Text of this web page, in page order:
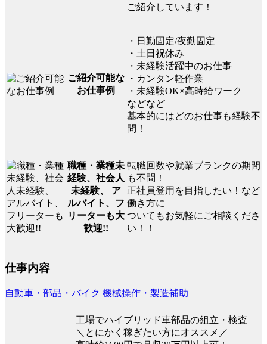
ご紹介しています！
ご紹介可能な
お仕事例
・日勤固定/夜勤固定
・土日祝休み
・未経験活躍中のお仕事
・カンタン軽作業
・未経験OK×高時給ワーク
などなど
基本的にはどのお仕事も経験不
問！
職種・業種未
経験、社会人
未経験、 ア
ルバイト、フ
リーターも大
歓迎!!
転職回数や就業ブランクの期間
も不問！
正社員登用を目指したい！など
働き方に
ついてもお気軽にご相談くださ
い！！
仕事内容
自動車・部品・バイク 機械操作・製造補助
工場でハイブリッド車部品の組立・検査
＼とにかく稼ぎたい方にオススメ／